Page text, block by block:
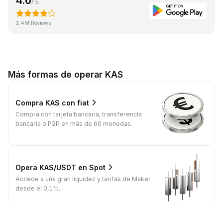
/ 5
1.4M Reviews
Más formas de operar KAS
Compra KAS con fiat
Compra con tarjeta bancaria, transferencia
bancaria o P2P en más de 60 monedas.
Opera KAS/USDT en Spot
Accede a una gran liquidez y tarifas de Maker
desde el 0,1%.